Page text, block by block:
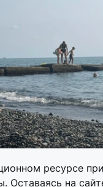
ресурсе
Оставаясь на
новая